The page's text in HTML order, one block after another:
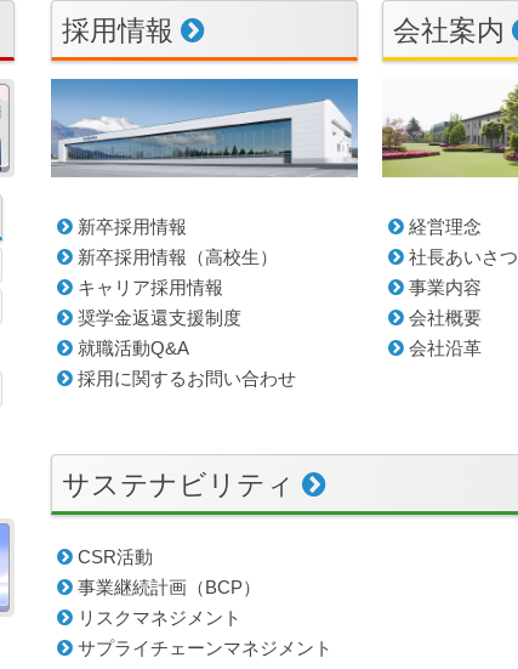
採用情報
新卒採用情報
新卒採用情報（高校生）
キャリア採用情報
奨学金返還支援制度
就職活動Q&A
採用に関するお問い合わせ
会社案内
経営理念
社長あいさつ
事業内容
会社概要
会社沿革
サステナビリティ
CSR活動
事業継続計画（BCP）
リスクマネジメント
サプライチェーンマネジメント